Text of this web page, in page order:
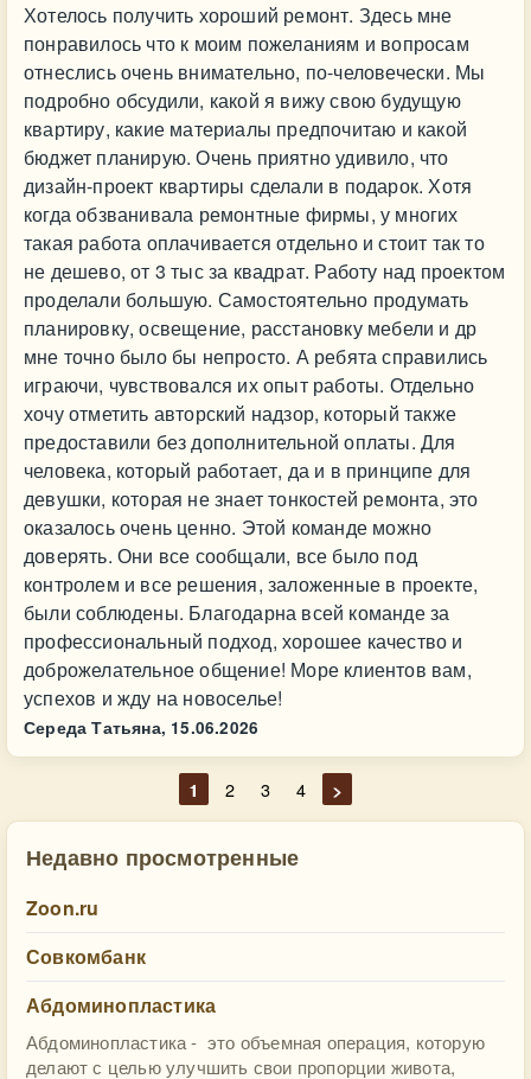
Хотелось получить хороший ремонт. Здесь мне
понравилось что к моим пожеланиям и вопросам
отнеслись очень внимательно, по-человечески. Мы
подробно обсудили, какой я вижу свою будущую
квартиру, какие материалы предпочитаю и какой
бюджет планирую. Очень приятно удивило, что
дизайн-проект квартиры сделали в подарок. Хотя
когда обзванивала ремонтные фирмы, у многих
такая работа оплачивается отдельно и стоит так то
не дешево, от 3 тыс за квадрат. Работу над проектом
проделали большую. Самостоятельно продумать
планировку, освещение, расстановку мебели и др
мне точно было бы непросто. А ребята справились
играючи, чувствовался их опыт работы. Отдельно
хочу отметить авторский надзор, который также
предоставили без дополнительной оплаты. Для
человека, который работает, да и в принципе для
девушки, которая не знает тонкостей ремонта, это
оказалось очень ценно. Этой команде можно
доверять. Они все сообщали, все было под
контролем и все решения, заложенные в проекте,
были соблюдены. Благодарна всей команде за
профессиональный подход, хорошее качество и
доброжелательное общение! Море клиентов вам,
успехов и жду на новоселье!
Середа Татьяна, 15.06.2026
1 2 3 4 >
Недавно просмотренные
Zoon.ru
Совкомбанк
Абдоминопластика
Абдоминопластика - это объемная операция, которую
делают с целью улучшить свои пропорции живота,